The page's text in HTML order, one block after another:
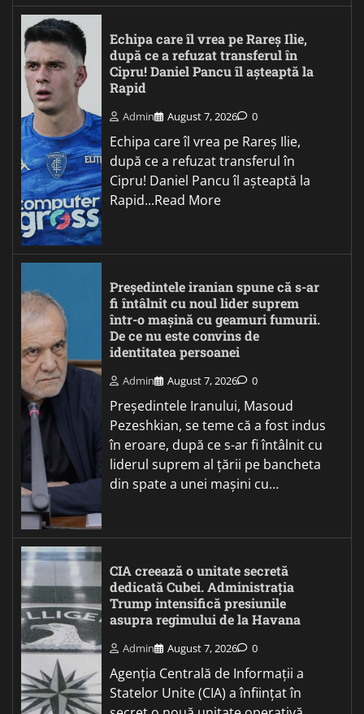
Echipa care îl vrea pe Rareș Ilie,
după ce a refuzat transferul în
Cipru! Daniel Pancu îl așteaptă la
Rapid
Admin August 7, 2026 0
Echipa care îl vrea pe Rareș Ilie,
după ce a refuzat transferul în
Cipru! Daniel Pancu îl așteaptă la
Rapid...Read More
Președintele iranian spune că s-ar
fi întâlnit cu noul lider suprem
într-o mașină cu geamuri fumurii.
De ce nu este convins de
identitatea persoanei
Admin August 7, 2026 0
Președintele Iranului, Masoud
Pezeshkian, se teme că a fost indus
în eroare, după ce s-ar fi întâlnit cu
liderul suprem al țării pe bancheta
din spate a unei mașini cu…
CIA creează o unitate secretă
dedicată Cubei. Administrația
Trump intensifică presiunile
asupra regimului de la Havana
Admin August 7, 2026 0
Agenția Centrală de Informații a
Statelor Unite (CIA) a înființat în